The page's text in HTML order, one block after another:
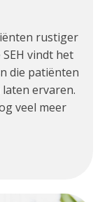
rustiger
vindt het
die patiënten
ervaren.
veel meer